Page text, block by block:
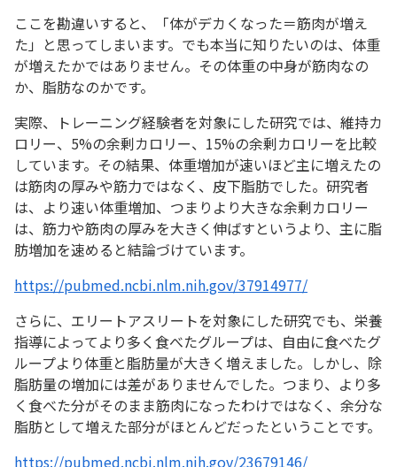
ここを勘違いすると、「体がデカくなった＝筋肉が増え
た」と思ってしまいます。でも本当に知りたいのは、体重
が増えたかではありません。その体重の中身が筋肉なの
か、脂肪なのかです。
実際、トレーニング経験者を対象にした研究では、維持カ
ロリー、5%の余剰カロリー、15%の余剰カロリーを比較
しています。その結果、体重増加が速いほど主に増えたの
は筋肉の厚みや筋力ではなく、皮下脂肪でした。研究者
は、より速い体重増加、つまりより大きな余剰カロリー
は、筋力や筋肉の厚みを大きく伸ばすというより、主に脂
肪増加を速めると結論づけています。
https://pubmed.ncbi.nlm.nih.gov/37914977/
さらに、エリートアスリートを対象にした研究でも、栄養
指導によってより多く食べたグループは、自由に食べたグ
ループより体重と脂肪量が大きく増えました。しかし、除
脂肪量の増加には差がありませんでした。つまり、より多
く食べた分がそのまま筋肉になったわけではなく、余分な
脂肪として増えた部分がほとんどだったということです。
https://pubmed.ncbi.nlm.nih.gov/23679146/